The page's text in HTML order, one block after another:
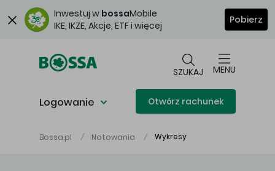
Przejdź do głównej treści
Inwestuj w bossaMobile
IKE, IKZE, Akcje, ETF i więcej
Pobierz
SZUKAJ MENU
Logowanie Otwórz rachunek
Bossa.pl Notowania Wykresy